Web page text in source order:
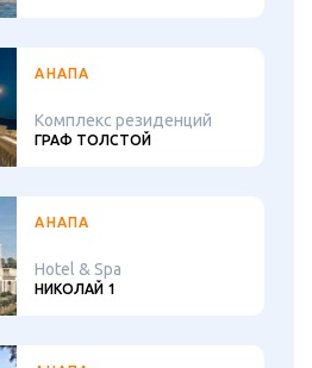
АНАПА
Комплекс резиденций
ГРАФ ТОЛСТОЙ
АНАПА
Hotel & Spa
НИКОЛАЙ 1